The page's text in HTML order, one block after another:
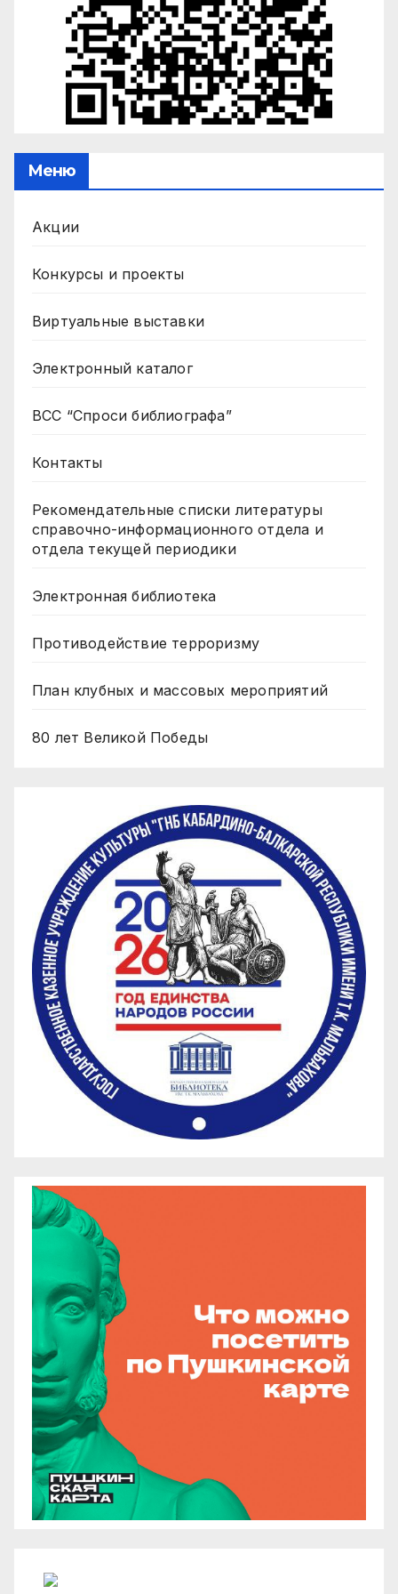
Меню
Акции
Конкурсы и проекты
Виртуальные выставки
Электронный каталог
ВСС “Спроси библиографа”
Контакты
Рекомендательные списки литературы
справочно-информационного отдела и
отдела текущей периодики
Электронная библиотека
Противодействие терроризму
План клубных и массовых мероприятий
80 лет Великой Победы